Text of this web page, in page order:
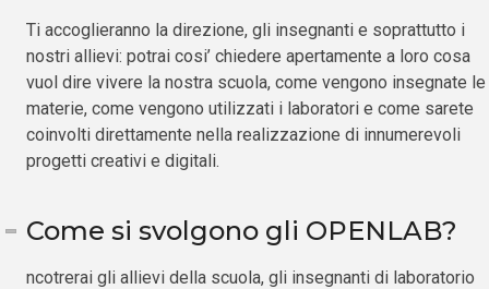
Ti accoglieranno la direzione, gli insegnanti e soprattutto i
nostri allievi: potrai cosi’ chiedere apertamente a loro cosa
vuol dire vivere la nostra scuola, come vengono insegnate le
materie, come vengono utilizzati i laboratori e come sarete
coinvolti direttamente nella realizzazione di innumerevoli
progetti creativi e digitali.
Come si svolgono gli OPENLAB?
ncotrerai gli allievi della scuola, gli insegnanti di laboratorio